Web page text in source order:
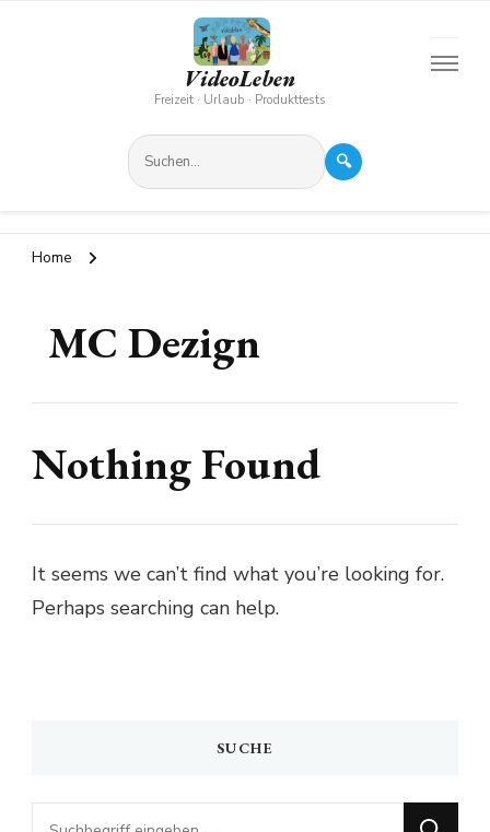
VideoLeben
Freizeit · Urlaub · Produkttests
🔍
Home
MC Dezign
Nothing Found
It seems we can’t find what you’re looking for.
Perhaps searching can help.
SUCHE
Looking